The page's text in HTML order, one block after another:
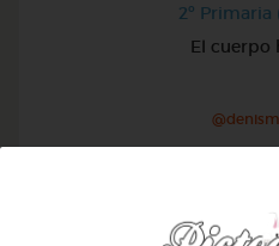
2º Primaria
El cuerpo